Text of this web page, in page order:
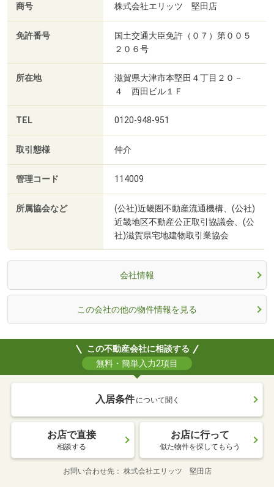
商号 株式会社エリッツ 堅田店
免許番号
国土交通大臣免許（０７）第００５
２０６号
所在地
滋賀県大津市本堅田４丁目２０－
４ 西田ビル１Ｆ
TEL 0120-948-951
取引態様 仲介
管理コード 114009
所属協会など
(公社)近畿圏不動産流通機構、(公社)
近畿地区不動産公正取引協議会、(公
社)滋賀県宅地建物取引業協会
会社情報
この会社の他の物件情報を見る
この不動産会社に相談する
無料・簡単入力2項目
入居条件 について聞く
お店で直接
相談する
お店に行って
似た物件を探してもらう
お問い合わせ先 株式会社エリッツ 堅田店